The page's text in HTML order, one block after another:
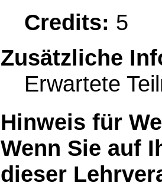
Credits: 5
Zusätzliche
Erwartete
Hinweis für
Wenn Sie auf
dieser